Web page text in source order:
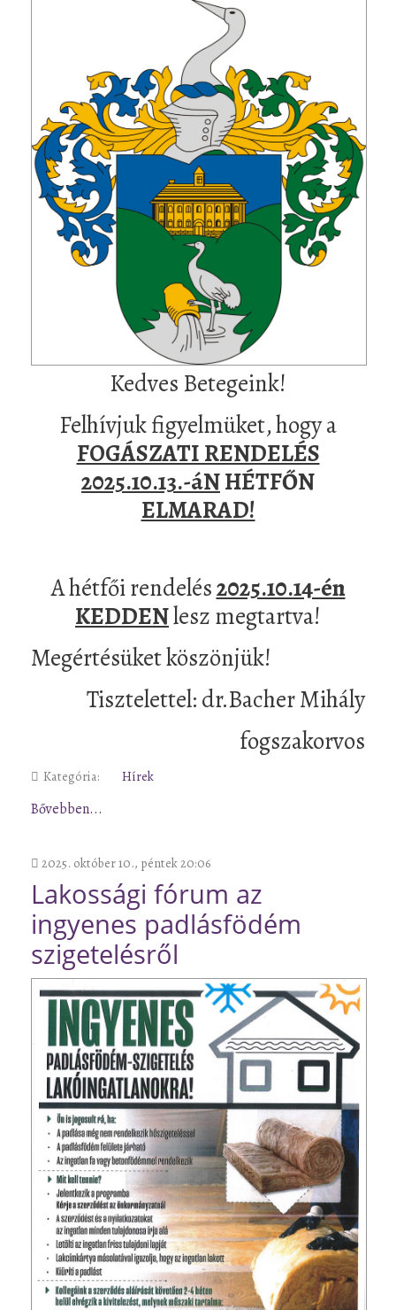
Kedves Betegeink!
Felhívjuk figyelmüket, hogy a
FOGÁSZATI RENDELÉS
2025.10.13.-áNHÉTFŐN
ELMARAD!
A hétfői rendelés2025.10.14-én
KEDDENlesz megtartva!
Megértésüket köszönjük!
Tisztelettel: dr.Bacher Mihály
fogszakorvos
Kategória: Hírek
Bővebben...
2025. október 10., péntek 20:06
Lakossági fórum az
ingyenes padlásfödém
szigetelésről